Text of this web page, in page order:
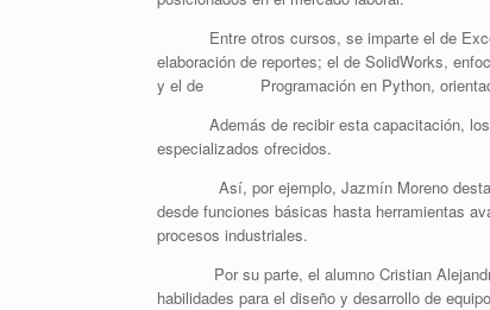
Entre otros cursos, se imparte el de Excel
elaboración de reportes; el de SolidWorks,
y el de Programación en Python, orientado
Además de recibir esta capacitación, los
especializados ofrecidos.
Así, por ejemplo, Jazmín Moreno destacó
desde funciones básicas hasta herramientas
procesos industriales.
Por su parte, el alumno Cristian Alejandro
habilidades para el diseño y desarrollo de